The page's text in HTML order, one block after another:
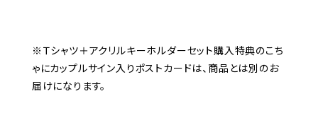
※Ｔシャツ＋アクリルキーホルダーセット購入特典のこち
ゃにカップルサイン入りポストカードは、商品とは別のお
届けになります。